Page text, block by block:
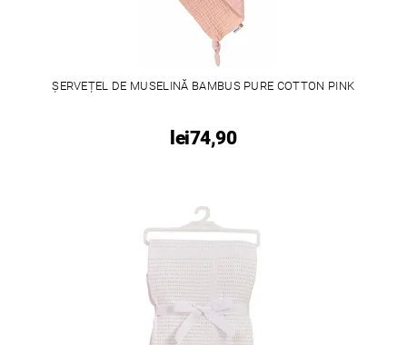
ȘERVEȚEL DE MUSELINĂ BAMBUS PURE COTTON PINK
lei74,90